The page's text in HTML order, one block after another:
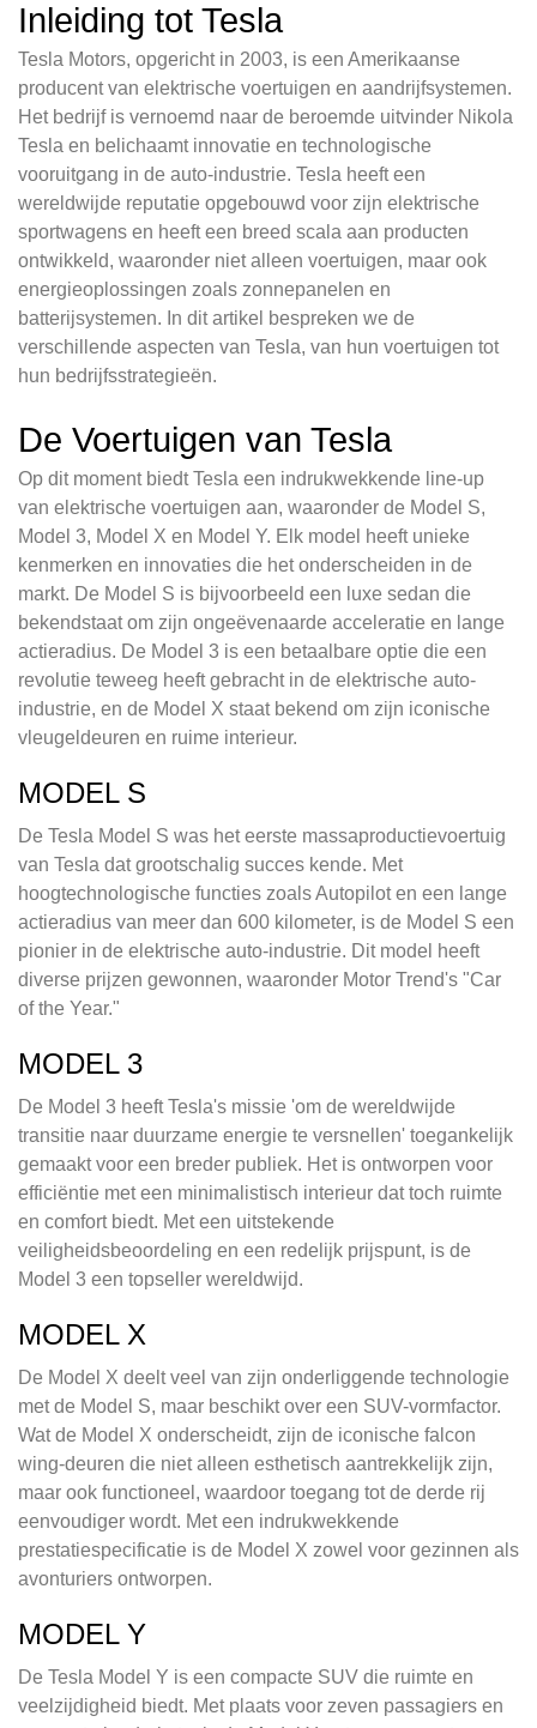
Inleiding tot Tesla
Tesla Motors, opgericht in 2003, is een Amerikaanse
producent van elektrische voertuigen en aandrijfsystemen.
Het bedrijf is vernoemd naar de beroemde uitvinder Nikola
Tesla en belichaamt innovatie en technologische
vooruitgang in de auto-industrie. Tesla heeft een
wereldwijde reputatie opgebouwd voor zijn elektrische
sportwagens en heeft een breed scala aan producten
ontwikkeld, waaronder niet alleen voertuigen, maar ook
energieoplossingen zoals zonnepanelen en
batterijsystemen. In dit artikel bespreken we de
verschillende aspecten van Tesla, van hun voertuigen tot
hun bedrijfsstrategieën.
De Voertuigen van Tesla
Op dit moment biedt Tesla een indrukwekkende line-up
van elektrische voertuigen aan, waaronder de Model S,
Model 3, Model X en Model Y. Elk model heeft unieke
kenmerken en innovaties die het onderscheiden in de
markt. De Model S is bijvoorbeeld een luxe sedan die
bekendstaat om zijn ongeëvenaarde acceleratie en lange
actieradius. De Model 3 is een betaalbare optie die een
revolutie teweeg heeft gebracht in de elektrische auto-
industrie, en de Model X staat bekend om zijn iconische
vleugeldeuren en ruime interieur.
MODEL S
De Tesla Model S was het eerste massaproductievoertuig
van Tesla dat grootschalig succes kende. Met
hoogtechnologische functies zoals Autopilot en een lange
actieradius van meer dan 600 kilometer, is de Model S een
pionier in de elektrische auto-industrie. Dit model heeft
diverse prijzen gewonnen, waaronder Motor Trend's "Car
of the Year."
MODEL 3
De Model 3 heeft Tesla's missie 'om de wereldwijde
transitie naar duurzame energie te versnellen' toegankelijk
gemaakt voor een breder publiek. Het is ontworpen voor
efficiëntie met een minimalistisch interieur dat toch ruimte
en comfort biedt. Met een uitstekende
veiligheidsbeoordeling en een redelijk prijspunt, is de
Model 3 een topseller wereldwijd.
MODEL X
De Model X deelt veel van zijn onderliggende technologie
met de Model S, maar beschikt over een SUV-vormfactor.
Wat de Model X onderscheidt, zijn de iconische falcon
wing-deuren die niet alleen esthetisch aantrekkelijk zijn,
maar ook functioneel, waardoor toegang tot de derde rij
eenvoudiger wordt. Met een indrukwekkende
prestatiespecificatie is de Model X zowel voor gezinnen als
avonturiers ontworpen.
MODEL Y
De Tesla Model Y is een compacte SUV die ruimte en
veelzijdigheid biedt. Met plaats voor zeven passagiers en